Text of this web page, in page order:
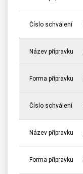
Číslo schválení
Název přípravku
Forma přípravku
Číslo schválení
Název přípravku
Forma přípravku